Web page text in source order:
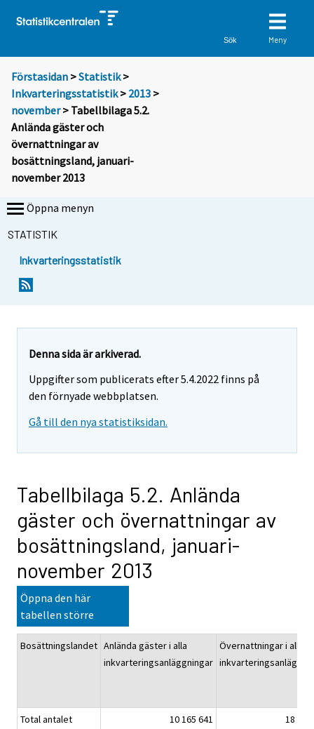
Sök Meny
Förstasidan >Statistik >
Inkvarteringsstatistik> 2013 >
november> Tabellbilaga 5.2.
Anlända gäster och
övernattningar av
bosättningsland, januari-
november 2013
Öppna menyn
STATISTIK
Inkvarteringsstatistik
Denna sida är arkiverad.
Uppgifter som publicerats efter 5.4.2022 finns på
den förnyade webbplatsen.
Gå till den nya statistiksidan.
Tabellbilaga 5.2. Anlända
gäster och övernattningar av
bosättningsland, januari-
november 2013
Öppna den här
tabellen större
Bosättningslandet Anlända gäster i alla
inkvarteringsanläggningar
Övernattningar i alla
Total antalet 10 165 641
18